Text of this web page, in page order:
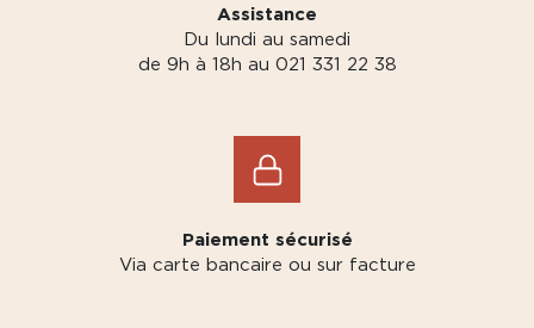
Assistance
Du lundi au samedi
de 9h à 18h au 021 331 22 38
Paiement sécurisé
Via carte bancaire ou sur facture